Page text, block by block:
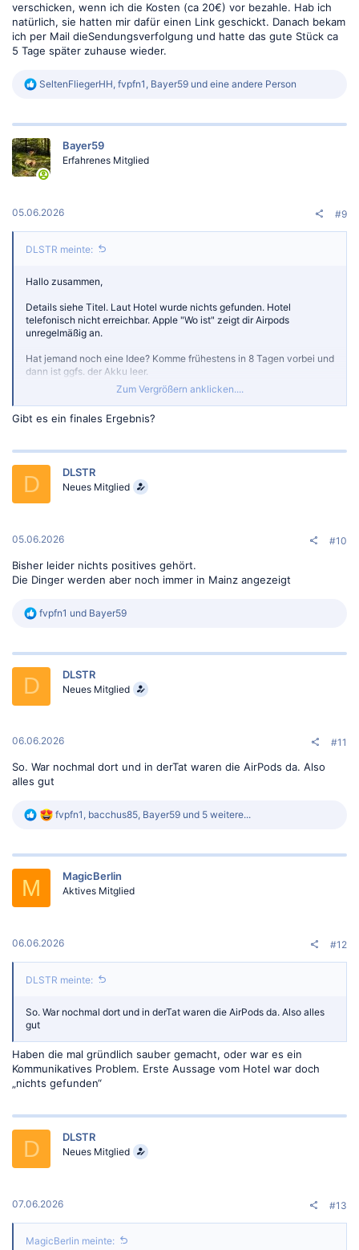
verschicken, wenn ich die Kosten (ca 20€) vor bezahle. Hab ich
natürlich, sie hatten mir dafür einen Link geschickt. Danach bekam
ich per Mail dieSendungsverfolgung und hatte das gute Stück ca
5 Tage später zuhause wieder.
R
k
i
o
n
:
SeltenFliegerHH, fvpfn1 , Bayer59 und eine andere Person
Bayer59
Erfahrenes Mitglied
05.06.2026 #9
DLSTR meinte:
Hallo zusammen,
Details siehe Titel. Laut Hotel wurde nichts gefunden. Hotel
telefonisch nicht erreichbar. Apple "Wo ist" zeigt dir Airpods
unregelmäßig an.
Hat jemand noch eine Idee? Komme frühestens in 8 Tagen vorbei und
dann ist ggfs. der Akku leer.
Zum Vergrößern anklicken....
Gibt es ein finales Ergebnis?
D DLSTR
Neues Mitglied
05.06.2026 #10
Bisher leider nichts positives gehört.
Die Dinger werden aber noch immer in Mainz angezeigt
R
k
o
:
fvpfn1 und Bayer59
D DLSTR
Neues Mitglied
06.06.2026 #11
So. War nochmal dort und in derTat waren die AirPods da. Also
alles gut
R
k
:
fvpfn1 , bacchus85, Bayer59 und 5 weitere...
M MagicBerlin
Aktives Mitglied
06.06.2026 #12
DLSTR meinte:
So. War nochmal dort und in derTat waren die AirPods da. Also alles
gut
Haben die mal gründlich sauber gemacht, oder war es ein
Kommunikatives Problem. Erste Aussage vom Hotel war doch
„nichts gefunden“
D DLSTR
Neues Mitglied
07.06.2026 #13
MagicBerlin meinte: